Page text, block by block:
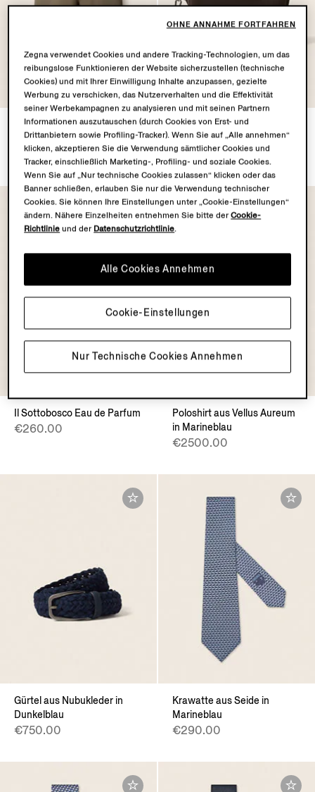
Rio Trunks mit ZEGNA 232
Road Brand Mark
€540.00
SECONDSKIN Tasche in
Dunkelbraun
€1590.00
Il Sottobosco Eau de Parfum
€260.00
Poloshirt aus Vellus Aureum
in Marineblau
€2500.00
Gürtel aus Nubukleder in
Dunkelblau
€750.00
Krawatte aus Seide in
Marineblau
€290.00
Zegna verwendet Cookies und andere Tracking-Technologien, um das
reibungslose Funktionieren der Website sicherzustellen (technische
Cookies) und mit Ihrer Einwilligung Inhalte anzupassen, gezielte
Werbung zu verschicken, das Nutzerverhalten und die Effektivität
seiner Werbekampagnen zu analysieren und mit seinen Partnern
Informationen auszutauschen (durch Cookies von Erst- und
Drittanbietern sowie Profiling-Tracker). Wenn Sie auf „Alle annehmen“
klicken, akzeptieren Sie die Verwendung sämtlicher Cookies und
Tracker, einschließlich Marketing-, Profiling- und soziale Cookies.
Wenn Sie auf „Nur technische Cookies zulassen“ klicken oder das
Banner schließen, erlauben Sie nur die Verwendung technischer
Cookies. Sie können Ihre Einstellungen unter „Cookie-Einstellungen“
ändern. Nähere Einzelheiten entnehmen Sie bitte derCookie-
Richtlinie und der Datenschutzrichtlinie.
Nur Technische Cookies Annehmen
Alle Cookies Annehmen
Cookie-Einstellungen
OHNE ANNAHME FORTFAHREN